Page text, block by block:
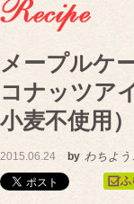
メープルケ
コナッツア
小麦不使用）
2015.06.24 by わちよう